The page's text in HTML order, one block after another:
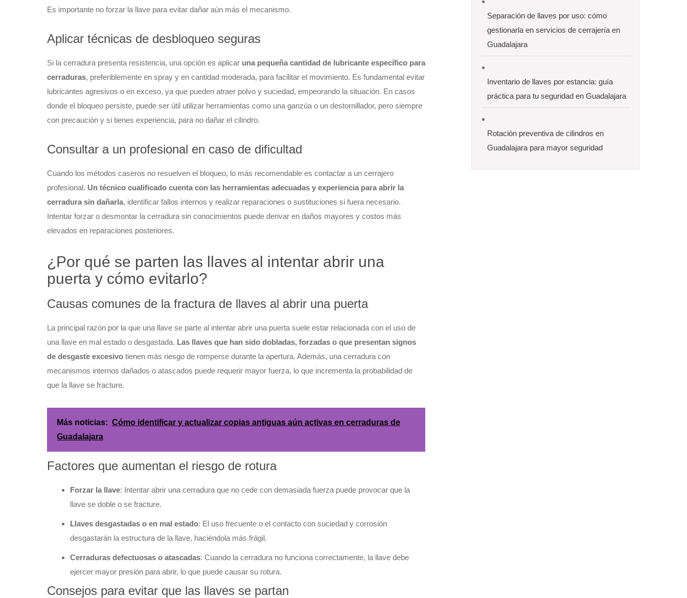
Es importante no forzar la llave para evitar dañar aún más el mecanismo.
Aplicar técnicas de desbloqueo seguras
Si la cerradura presenta resistencia, una opción es aplicar una pequeña cantidad de lubricante específico para
cerraduras, preferiblemente en spray y en cantidad moderada, para facilitar el movimiento. Es fundamental evitar
lubricantes agresivos o en exceso, ya que pueden atraer polvo y suciedad, empeorando la situación. En casos
donde el bloqueo persiste, puede ser útil utilizar herramientas como una ganzúa o un destornillador, pero siempre
con precaución y si tienes experiencia, para no dañar el cilindro.
Consultar a un profesional en caso de dificultad
Cuando los métodos caseros no resuelven el bloqueo, lo más recomendable es contactar a un cerrajero
profesional. Un técnico cualificado cuenta con las herramientas adecuadas y experiencia para abrir la
cerradura sin dañarla, identificar fallos internos y realizar reparaciones o sustituciones si fuera necesario.
Intentar forzar o desmontar la cerradura sin conocimientos puede derivar en daños mayores y costos más
elevados en reparaciones posteriores.
¿Por qué se parten las llaves al intentar abrir una
puerta y cómo evitarlo?
Causas comunes de la fractura de llaves al abrir una puerta
La principal razón por la que una llave se parte al intentar abrir una puerta suele estar relacionada con el uso de
una llave en mal estado o desgastada. Las llaves que han sido dobladas, forzadas o que presentan signos
de desgaste excesivo tienen más riesgo de romperse durante la apertura. Además, una cerradura con
mecanismos internos dañados o atascados puede requerir mayor fuerza, lo que incrementa la probabilidad de
que la llave se fracture.
Más noticias: Cómo identificar y actualizar copias antiguas aún activas en cerraduras de
Guadalajara
Factores que aumentan el riesgo de rotura
Forzar la llave: Intentar abrir una cerradura que no cede con demasiada fuerza puede provocar que la
llave se doble o se fracture.
Llaves desgastadas o en mal estado: El uso frecuente o el contacto con suciedad y corrosión
desgastarán la estructura de la llave, haciéndola más frágil.
Cerraduras defectuosas o atascadas: Cuando la cerradura no funciona correctamente, la llave debe
ejercer mayor presión para abrir, lo que puede causar su rotura.
Consejos para evitar que las llaves se partan
Separación de llaves por uso: cómo
gestionarla en servicios de cerrajería en
Guadalajara
Inventario de llaves por estancia: guía
práctica para tu seguridad en Guadalajara
Rotación preventiva de cilindros en
Guadalajara para mayor seguridad